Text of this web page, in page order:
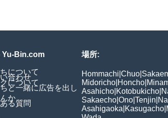
Yu-Bin.com
について
合わせ
について
と一緒に広告を出し
か
る質問
場所:
Hommachi Chuo
Midoricho Honcho
Asahicho Kotobukicho
Sakaecho Ono Tenjin
Asahigaoka Kasugacho